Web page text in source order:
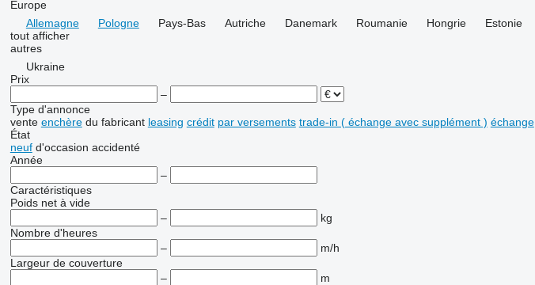
Europe
Allemagne
Pologne Pays-Bas Autriche Danemark Roumanie Hongrie
Estonie
tout afficher
autres
Ukraine
Prix
–
Type d'annonce
vente enchère du fabricant leasing crédit par versements trade-in ( échange avec supplément ) échange
État
neuf d'occasion accidenté
Année
–
Caractéristiques
Poids net à vide
–
kg
Nombre d'heures
–
m/h
Largeur de couverture
–
m